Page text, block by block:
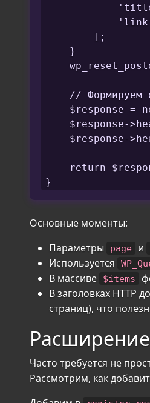
        ];
    }
// Формируем
$response =
$response-
$response-
return
}
Основные моменты:
Параметры
page и
Используется
В массиве
$items
В заголовках HTTP
страниц), что
Часто требуется не
Рассмотрим, как